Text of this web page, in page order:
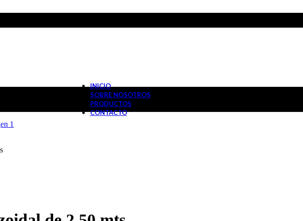
INICIO
SOBRE NOSOTROS
PRODUCTOS
CONTACTO